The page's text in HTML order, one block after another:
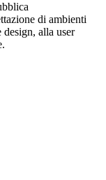
di ambienti
alla user